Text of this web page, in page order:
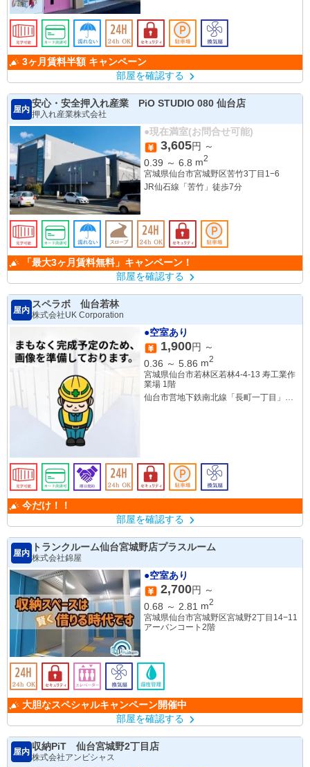
3ヶ月賃料半額 キャンペーン
部屋を確認する
屋内
安心・安全押入れ産業 PiO STUDIO 080 仙台店
押入れ産業株式会社
●現在満室(お問合せ可能)
3,605円 ～
0.39 ～ 6.8 m2
宮城県仙台市宮城野区苦竹3丁目1−6
JR仙石線「苦竹」徒歩7分
「最大3ヶ月賃料無料」キャンペーン！
部屋を確認する
屋内
スペラボ 仙台若林
株式会社UK Corporation
●空室あり
1,900円 ～
0.36 ～ 5.86 m2
宮城県仙台市若林区若林4-4-13 寿工業作
業場 1階
仙台市営地下鉄南北線「長町一丁目」駅
今だけ！！
部屋を確認する
屋内
トランクルーム仙台宮城野店プラスルーム
株式会社錦屋
●空室あり
2,700円 ～
0.68 ～ 2.81 m2
宮城県仙台市宮城野区宮城野2丁目14−11
アーバンコート2階
大胆なスペシャルキャンペーン開催中
部屋を確認する
屋内
収納PiT 仙台宮城野2丁目店
株式会社アンビシャス